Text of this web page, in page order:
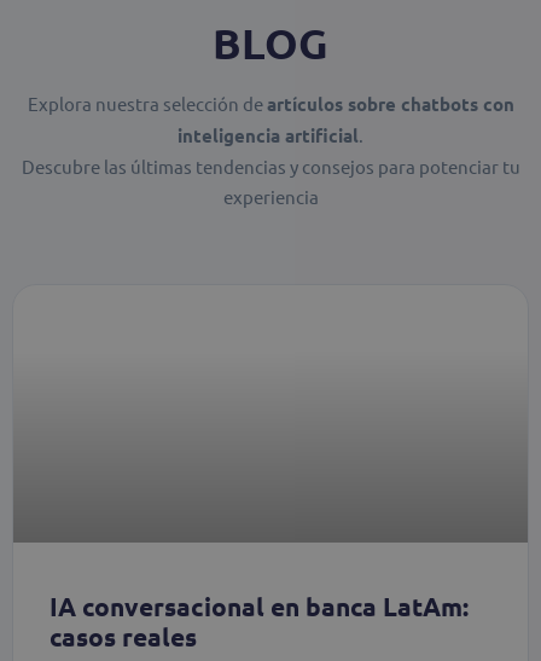
BLOG
Explora nuestra selección deartículos sobre chatbots con
inteligencia artificial.
Descubre las últimas tendencias y consejos para potenciar tu
experiencia
IA conversacional en banca LatAm:
casos reales